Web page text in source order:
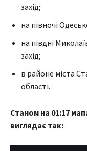
захід;
на півночі
на півдні
захід;
в районе міста
області.
Станом на 01:17
виглядає так: